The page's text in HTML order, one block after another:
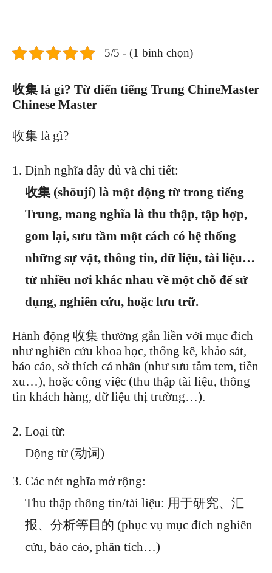
5/5 - (1 bình chọn)
收集 là gì? Từ điển tiếng Trung ChineMaster
Chinese Master
收集 là gì?
Định nghĩa đầy đủ và chi tiết:
收集 (shōují) là một động từ trong tiếng
Trung, mang nghĩa là thu thập, tập hợp,
gom lại, sưu tầm một cách có hệ thống
những sự vật, thông tin, dữ liệu, tài liệu…
từ nhiều nơi khác nhau về một chỗ để sử
dụng, nghiên cứu, hoặc lưu trữ.
Hành động 收集 thường gắn liền với mục đích
như nghiên cứu khoa học, thống kê, khảo sát,
báo cáo, sở thích cá nhân (như sưu tầm tem, tiền
xu…), hoặc công việc (thu thập tài liệu, thông
tin khách hàng, dữ liệu thị trường…).
Loại từ:
Động từ (动词)
Các nét nghĩa mở rộng:
Thu thập thông tin/tài liệu: 用于研究、汇
报、分析等目的 (phục vụ mục đích nghiên
cứu, báo cáo, phân tích…)